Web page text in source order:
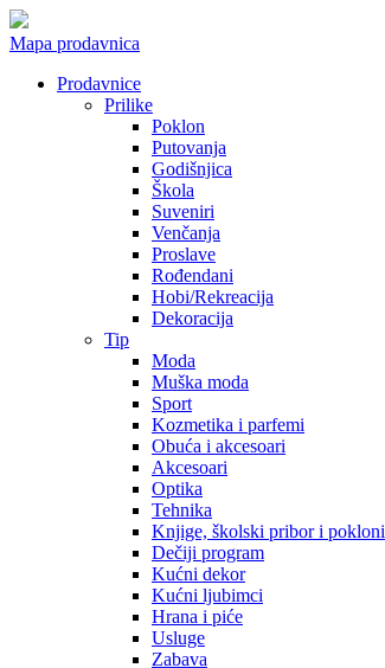
Mapa prodavnica
Prodavnice
Prilike
Poklon
Putovanja
Godišnjica
Škola
Suveniri
Venčanja
Proslave
Rođendani
Hobi/Rekreacija
Dekoracija
Tip
Moda
Muška moda
Sport
Kozmetika i parfemi
Obuća i akcesoari
Akcesoari
Optika
Tehnika
Knjige, školski pribor i pokloni
Dečiji program
Kućni dekor
Kućni ljubimci
Hrana i piće
Usluge
Zabava